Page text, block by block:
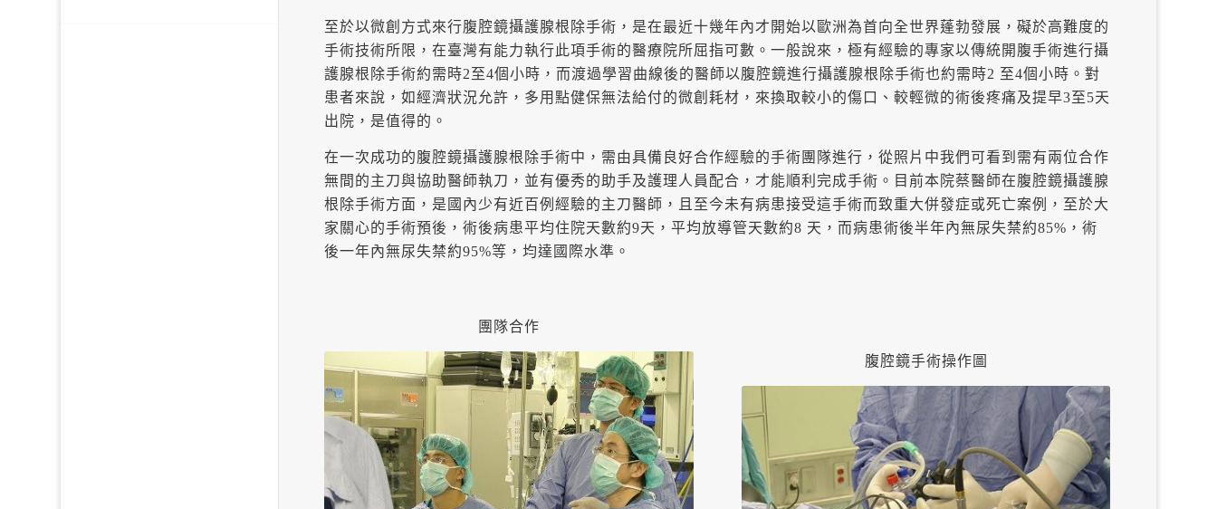
至於以微創方式來行腹腔鏡攝護腺根除手術，是在最近十幾年內才開始以歐洲為首向全世界蓬勃發展，礙於高難度的
手術技術所限，在臺灣有能力執行此項手術的醫療院所屈指可數。一般說來，極有經驗的專家以傳統開腹手術進行攝
護腺根除手術約需時2至4個小時，而渡過學習曲線後的醫師以腹腔鏡進行攝護腺根除手術也約需時2 至4個小時。對
患者來說，如經濟狀況允許，多用點健保無法給付的微創耗材，來換取較小的傷口、較輕微的術後疼痛及提早3至5天
出院，是值得的。
在一次成功的腹腔鏡攝護腺根除手術中，需由具備良好合作經驗的手術團隊進行，從照片中我們可看到需有兩位合作
無間的主刀與協助醫師執刀，並有優秀的助手及護理人員配合，才能順利完成手術。目前本院蔡醫師在腹腔鏡攝護腺
根除手術方面，是國內少有近百例經驗的主刀醫師，且至今未有病患接受這手術而致重大併發症或死亡案例，至於大
家關心的手術預後，術後病患平均住院天數約9天，平均放導管天數約8 天，而病患術後半年內無尿失禁約85%，術
後一年內無尿失禁約95%等，均達國際水準。
團隊合作
腹腔鏡手術操作圖